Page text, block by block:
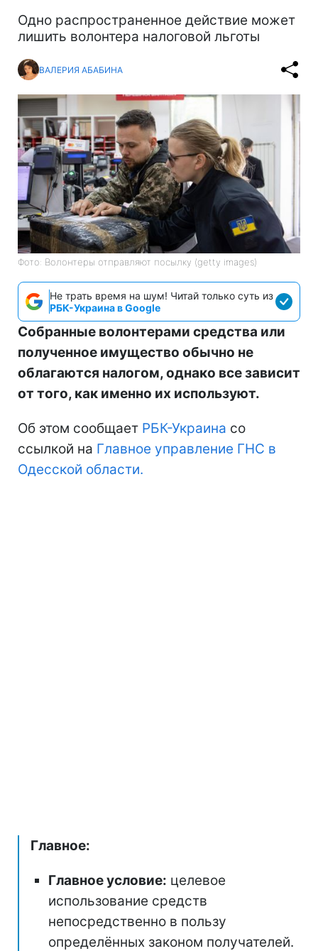
Одно распространенное действие может
лишить волонтера налоговой льготы
ВАЛЕРИЯ АБАБИНА
Фото: Волонтеры отправляют посылку (getty images)
Не трать время на шум! Читай только суть из
РБК-Украина в Google
Собранные волонтерами средства или
полученное имущество обычно не
облагаются налогом, однако все зависит
от того, как именно их используют.
Об этом сообщает РБК-Украина со
ссылкой на Главное управление ГНС в
Одесской области.
Главное:
Главное условие: целевое
использование средств
непосредственно в пользу
определённых законом получателей.